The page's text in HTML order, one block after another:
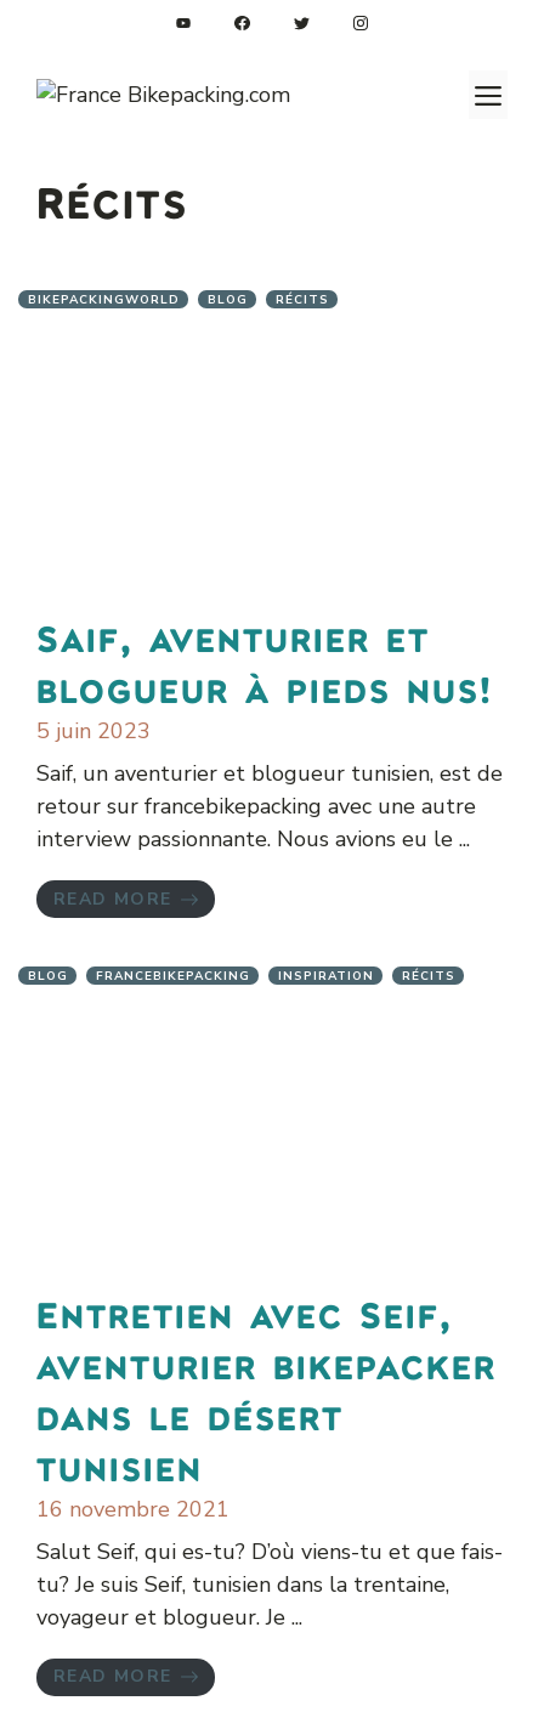
contenu
Récits
BIKEPACKINGWORLD BLOG RÉCITS
Saif, aventurier et
blogueur à pieds nus!
5 juin 2023
Saif, un aventurier et blogueur tunisien, est de
retour sur francebikepacking avec une autre
interview passionnante. Nous avions eu le ...
READ MORE
BLOG FRANCEBIKEPACKING INSPIRATION RÉCITS
Entretien avec Seif,
aventurier bikepacker
dans le désert
tunisien
16 novembre 2021
Salut Seif, qui es-tu? D’où viens-tu et que fais-
tu? Je suis Seif, tunisien dans la trentaine,
voyageur et blogueur. Je ...
READ MORE